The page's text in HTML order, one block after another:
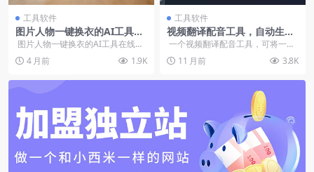
工具软件
图片人物一键换衣的AI工具网
站-在线工具
图片人物一键换衣的AI工具在线使
用 会员可免...
4 月前 1.9K
工具软件
视频翻译配音工具，自动生成
和添加字幕和配音
一个视频翻译配音工具，可将一种
语言的视频翻译为指定语言的视
频，自动生...
11 月前 3.8K